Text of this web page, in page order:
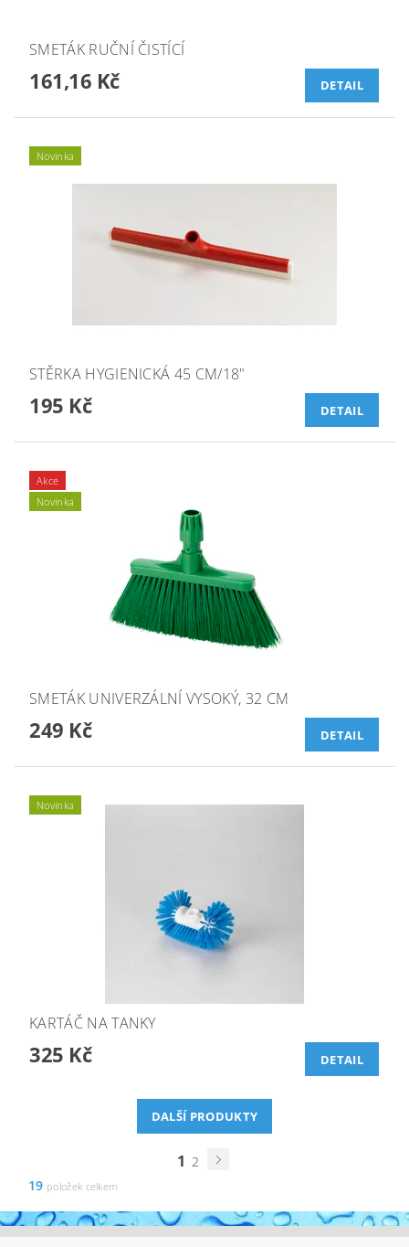
SMETÁK RUČNÍ ČISTÍCÍ
161,16 Kč DETAIL
Novinka
STĚRKA HYGIENICKÁ 45 CM/18"
195 Kč DETAIL
Akce
Novinka
SMETÁK UNIVERZÁLNÍ VYSOKÝ, 32 CM
249 Kč DETAIL
Novinka
KARTÁČ NA TANKY
325 Kč DETAIL
DALŠÍ PRODUKTY
1 2
19 položek celkem